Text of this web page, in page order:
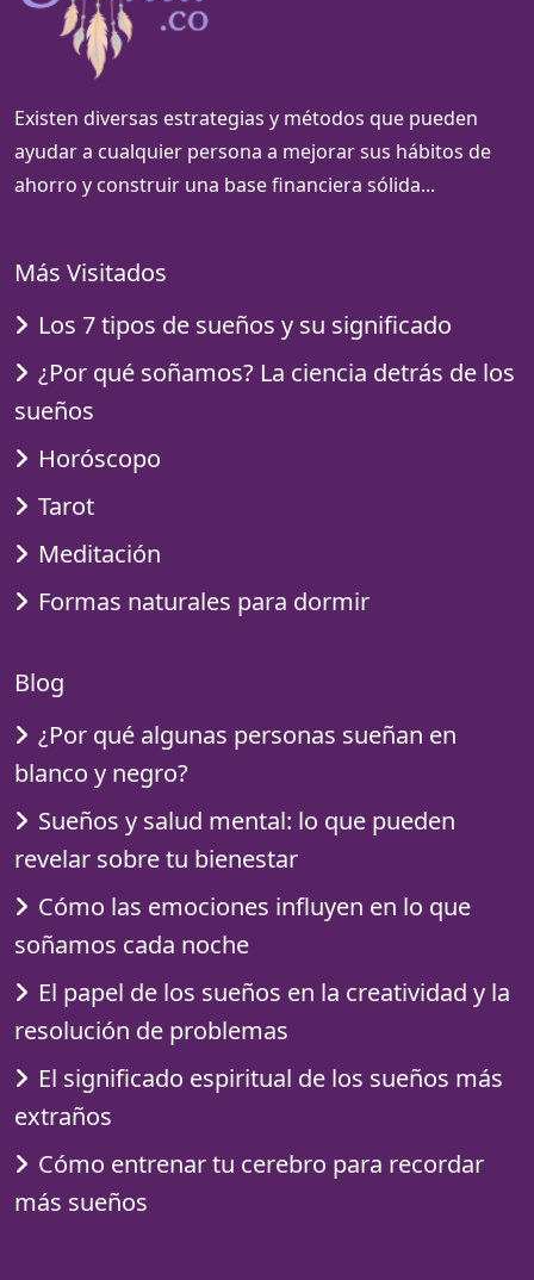
Existen diversas estrategias y métodos que pueden
ayudar a cualquier persona a mejorar sus hábitos de
ahorro y construir una base financiera sólida...
Más Visitados
Los 7 tipos de sueños y su significado
¿Por qué soñamos? La ciencia detrás de los
sueños
Horóscopo
Tarot
Meditación
Formas naturales para dormir
Blog
¿Por qué algunas personas sueñan en
blanco y negro?
Sueños y salud mental: lo que pueden
revelar sobre tu bienestar
Cómo las emociones influyen en lo que
soñamos cada noche
El papel de los sueños en la creatividad y la
resolución de problemas
El significado espiritual de los sueños más
extraños
Cómo entrenar tu cerebro para recordar
más sueños